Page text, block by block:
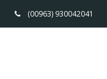
(00963) 930042041